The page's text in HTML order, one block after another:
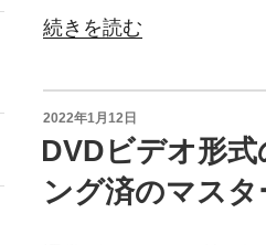
“CD/DVD/
ル
ー
レ
イ
の
続きを読む
投
稿
日:
2022年1月12日
DVDビデオ形
ング済のマス